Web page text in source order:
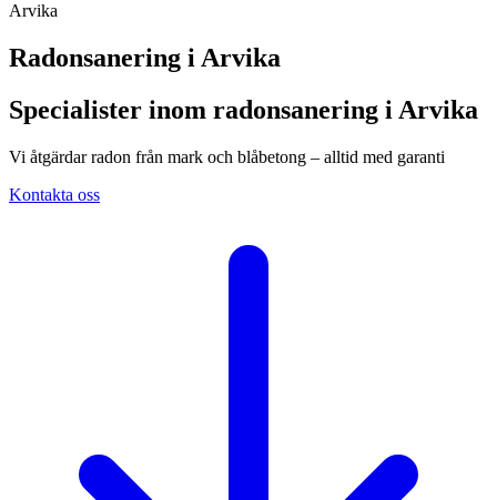
Arvika
Radonsanering iArvika
Specialister inom radonsanering i Arvika
Vi åtgärdar radon från mark och blåbetong – alltid med garanti
Kontakta oss